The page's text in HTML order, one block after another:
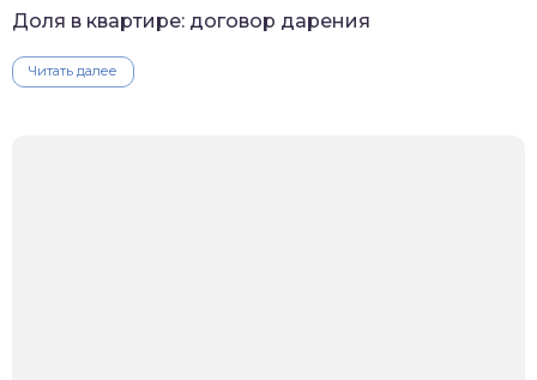
Доля в квартире: договор дарения
Читать далее